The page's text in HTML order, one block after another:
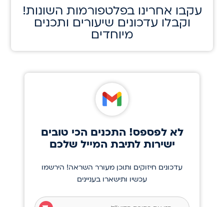
!עקבו אחרינו בפלטפורמות השונות
וקבלו עדכונים שיעורים ותכנים
מיוחדים
לא לפספס! התכנים הכי טובים
ישירות לתיבת המייל שלכם
עדכונים חיזוקים ותוכן מעורר השראה! הירשמו
עכשיו ותישארו בעניינים